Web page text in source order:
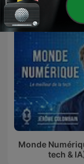
Monde
tech &